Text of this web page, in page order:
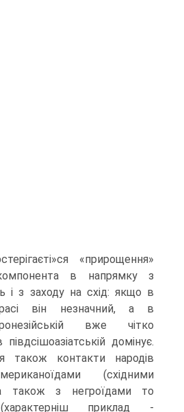
«прирощен­ня»
в напрямку з
і з заходу на схід: якщо в
расі він незначний, а в
вже чітко
домінує.
також контакти народів
(східними
а також з негроїдами то
приклад -